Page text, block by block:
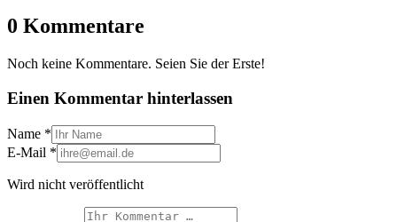
0 Kommentare
Noch keine Kommentare. Seien Sie der Erste!
Einen Kommentar hinterlassen
Name *
E-Mail *
Wird nicht veröffentlicht